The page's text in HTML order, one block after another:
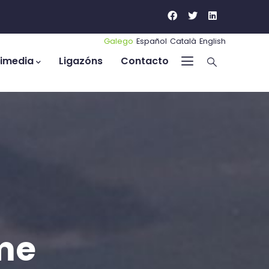
Galego Español Català English
Ligazóns Contacto